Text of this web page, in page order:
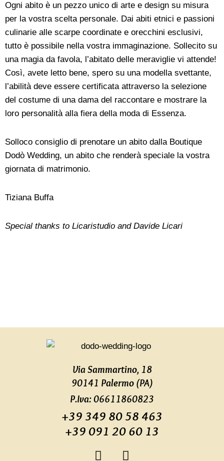
Ogni abito è un pezzo unico di arte e design su misura
per la vostra scelta personale. Dai abiti etnici e passioni
culinarie alle scarpe coordinate e orecchini esclusivi,
tutto è possibile nella vostra immaginazione. Sollecito su
una magia da favola, l’abitato delle meraviglie vi attende!
Così, avete letto bene, spero su una modella svettante,
l’abilità deve essere certificata attraverso la selezione
del costume di una dama del raccontare e mostrare la
loro personalità alla fiera della moda di Essenza.
Solloco consiglio di prenotare un abito dalla Boutique
Dodò Wedding, un abito che renderà speciale la vostra
giornata di matrimonio.
Tiziana Buffa
Special thanks to Licaristudio and Davide Licari
Via Sammartino, 18
90141 Palermo (PA)
P.Iva: 06611860823
+39 349 80 58 463
+39 091 20 60 13
F
I